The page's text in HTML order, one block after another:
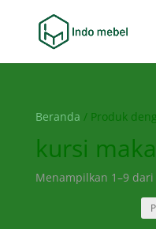
Beranda / Produk
kursi
Menampilkan 1–9